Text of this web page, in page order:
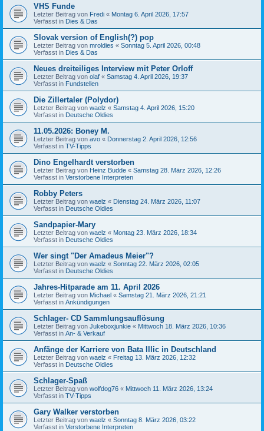
VHS Funde
Letzter Beitrag von Fredi « Montag 6. April 2026, 17:57
Verfasst in Dies & Das
Slovak version of English(?) pop
Letzter Beitrag von mroldies « Sonntag 5. April 2026, 00:48
Verfasst in Dies & Das
Neues dreiteiliges Interview mit Peter Orloff
Letzter Beitrag von olaf « Samstag 4. April 2026, 19:37
Verfasst in Fundstellen
Die Zillertaler (Polydor)
Letzter Beitrag von waelz « Samstag 4. April 2026, 15:20
Verfasst in Deutsche Oldies
11.05.2026: Boney M.
Letzter Beitrag von avo « Donnerstag 2. April 2026, 12:56
Verfasst in TV-Tipps
Dino Engelhardt verstorben
Letzter Beitrag von Heinz Budde « Samstag 28. März 2026, 12:26
Verfasst in Verstorbene Interpreten
Robby Peters
Letzter Beitrag von waelz « Dienstag 24. März 2026, 11:07
Verfasst in Deutsche Oldies
Sandpapier-Mary
Letzter Beitrag von waelz « Montag 23. März 2026, 18:34
Verfasst in Deutsche Oldies
Wer singt "Der Amadeus Meier"?
Letzter Beitrag von waelz « Sonntag 22. März 2026, 02:05
Verfasst in Deutsche Oldies
Jahres-Hitparade am 11. April 2026
Letzter Beitrag von Michael « Samstag 21. März 2026, 21:21
Verfasst in Ankündigungen
Schlager- CD Sammlungsauflösung
Letzter Beitrag von Jukeboxjunkie « Mittwoch 18. März 2026, 10:36
Verfasst in An- & Verkauf
Anfänge der Karriere von Bata Illic in Deutschland
Letzter Beitrag von waelz « Freitag 13. März 2026, 12:32
Verfasst in Deutsche Oldies
Schlager-Spaß
Letzter Beitrag von wolfdog76 « Mittwoch 11. März 2026, 13:24
Verfasst in TV-Tipps
Gary Walker verstorben
Letzter Beitrag von waelz « Sonntag 8. März 2026, 03:22
Verfasst in Verstorbene Interpreten